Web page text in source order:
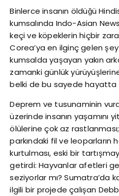
Binlerce insanın öldüğü
kumsalında Indo-Asian
keçi ve köpeklerin hiçbir
Corea’ya en ilginç gelen şey
kumsalda yaşayan yakın
zamanki günlük
belki de bu sayede hayatta
Deprem ve tusunaminin
üzerinde insanın yaşamını
ölülerine çok az
parkındaki fil ve leoparların
kurtulması, eski bir
getirdi: Hayvanlar afetleri
seziyorlar mı? Sumatra’da
ilgili bir projede çalışan